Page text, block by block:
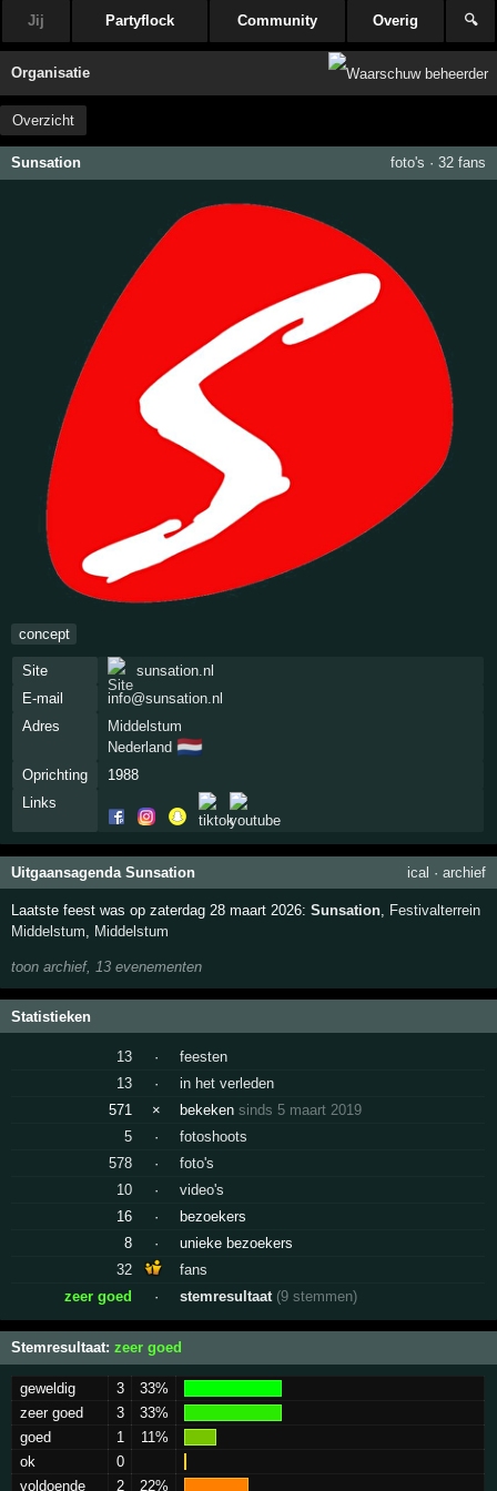
Jij Partyflock Community Overig 🔍
Organisatie
Overzicht
Sunsation foto's · 32 fans
concept
Site
sunsation.nl
E-mail
info@sunsation.nl
Adres
Middelstum
Nederland 🇳🇱
Oprichting
1988
Links
Uitgaansagenda Sunsation ical · archief
Laatste feest was op zaterdag 28 maart 2026:Sunsation, Festivalterrein
Middelstum, Middelstum
toon archief, 13 evenementen
Statistieken
13 ·
feesten
13
·
in het verleden
571
× bekekensinds 5 maart 2019
5
·
fotoshoots
578
·
foto's
10
·
video's
16
·
bezoekers
8
·
unieke bezoekers
32
fans
zeer goed
· stemresultaat (9 stemmen)
Stemresultaat:zeer goed
geweldig 3
33%
zeer goed
3
33%
goed
1
11%
ok
0
voldoende
2 22%